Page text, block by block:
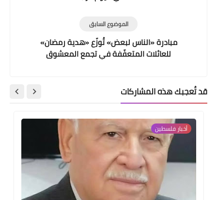
الموضوع السابق
مبادرة «الناس لبعض» تُوزّع «هدية رمضان»
للعائلات المتعفّفة في تجمع المعشوق
قد تُعجبك هذه المشاركات
أخبار فلسطين